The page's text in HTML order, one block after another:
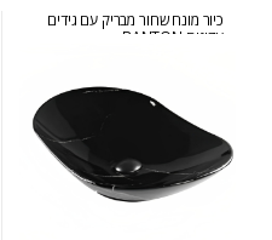
כיור מונח שחור מבריק עם גידים
עדינים BANTON